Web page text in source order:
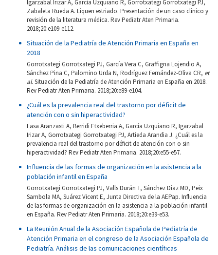
Igarzabal Irizar A, García Uzquiano R, Gorrotxategi Gorrotxategi PJ,
Zabaleta Rueda A. Liquen estriado. Presentación de un caso clínico y
revisión de la literatura médica. Rev Pediatr Aten Primaria.
2018;20:e109-e112.
Situación de la Pediatría de Atención Primaria en España en
2018
Gorrotxategi Gorrotxategi PJ, García Vera C, Graffigna Lojendio A,
Sánchez Pina C, Palomino Urda N, Rodríguez Fernández-Oliva CR, et
al. Situación de la Pediatría de Atención Primaria en España en 2018.
Rev Pediatr Aten Primaria. 2018;20:e89-e104.
¿Cuál es la prevalencia real del trastorno por déficit de
atención con o sin hiperactividad?
Lasa Aranzasti A, Berridi Etxeberria A, García Uzquiano R, Igarzabal
Irizar A, Gorrotxategi Gorrotxategi PJ, Artieda Arandia J. ¿Cuál es la
prevalencia real del trastorno por déficit de atención con o sin
hiperactividad? Rev Pediatr Aten Primaria. 2018;20:e55-e57.
Influencia de las formas de organización en la asistencia a la
población infantil en España
Gorrotxategi Gorrotxategi PJ, Valls Durán T, Sánchez Díaz MD, Peix
Sambola MA, Suárez Vicent E, Junta Directiva de la AEPap. Influencia
de las formas de organización en la asistencia a la población infantil
en España. Rev Pediatr Aten Primaria. 2018;20:e39-e53.
La Reunión Anual de la Asociación Española de Pediatría de
Atención Primaria en el congreso de la Asociación Española de
Pediatría. Análisis de las comunicaciones científicas